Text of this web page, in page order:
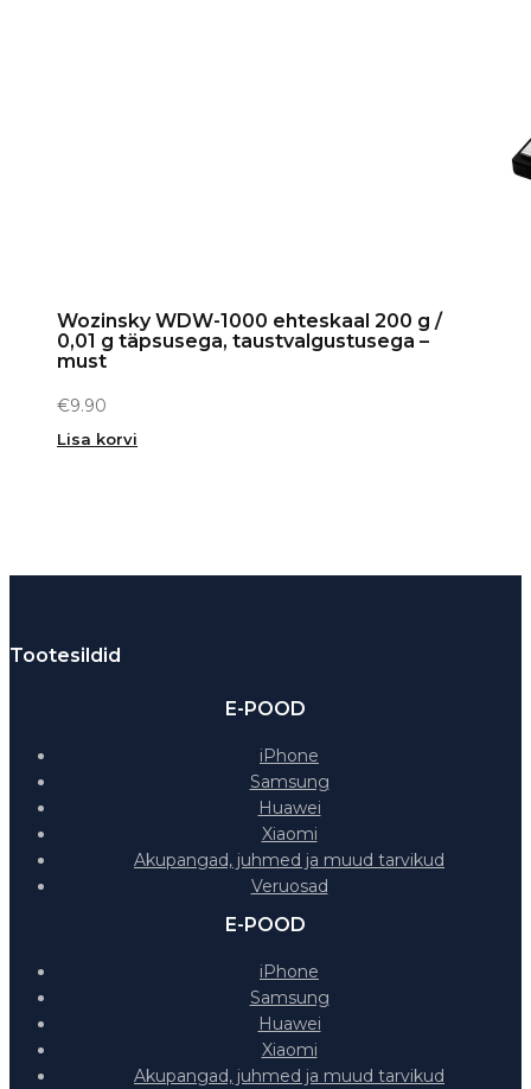
Wozinsky WDW-1000 ehteskaal 200 g /
0,01 g täpsusega, taustvalgustusega –
must
€9.90
Lisa korvi
Tootesildid
E-POOD
iPhone
Samsung
Huawei
Xiaomi
Akupangad, juhmed ja muud tarvikud
Veruosad
E-POOD
iPhone
Samsung
Huawei
Xiaomi
Akupangad, juhmed ja muud tarvikud